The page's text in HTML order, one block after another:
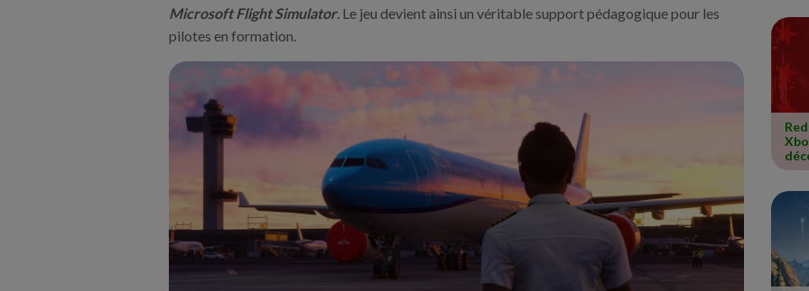
Microsoft Flight Simulator. Le jeu devient ainsi un véritable support pédagogique pour les
pilotes en formation.